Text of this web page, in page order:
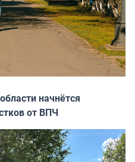
начнётся
от ВПЧ